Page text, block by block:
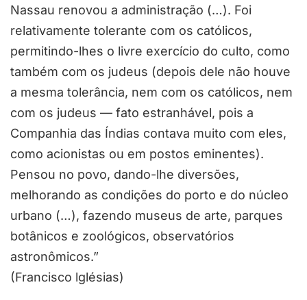
Nassau renovou a administração (…). Foi
relativamente tolerante com os católicos,
permitindo-lhes o livre exercício do culto, como
também com os judeus (depois dele não houve
a mesma tolerância, nem com os católicos, nem
com os judeus — fato estranhável, pois a
Companhia das Índias contava muito com eles,
como acionistas ou em postos eminentes).
Pensou no povo, dando-lhe diversões,
melhorando as condições do porto e do núcleo
urbano (…), fazendo museus de arte, parques
botânicos e zoológicos, observatórios
astronômicos.”
(Francisco lglésias)